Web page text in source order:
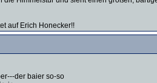
auf Erich Honecker!!
der baier so-so